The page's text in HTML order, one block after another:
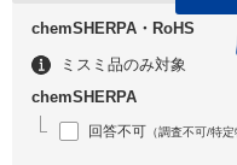
chemSHERPA・RoHS
ミスミ品のみ対象
chemSHERPA
回答不可 （調査不可/特定